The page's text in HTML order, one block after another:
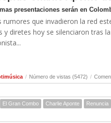
presentaciones serán en
rumores que invadieron la red
y diretes hoy se silenciaron tras
/ Número de vistas (5472) /
El Gran Combo Charlie Aponte
Renuncia